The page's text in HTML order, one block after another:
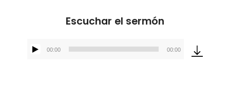
Escuchar el sermón
Reproductor
00:00 00:00